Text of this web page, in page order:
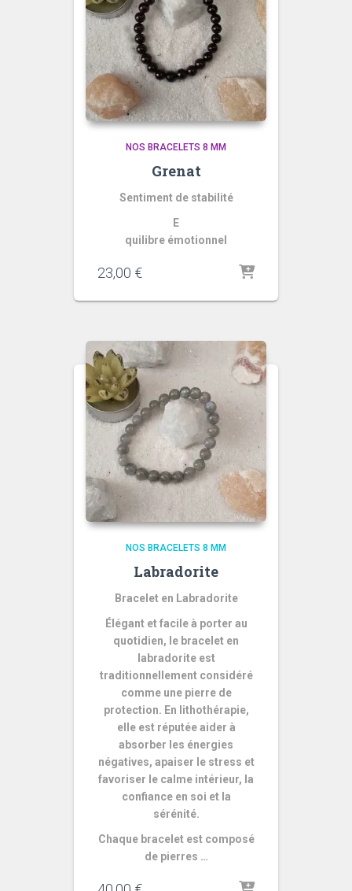
NOS BRACELETS 8 MM
Grenat
Sentiment de stabilité
E
quilibre émotionnel
23,00 €
NOS BRACELETS 8 MM
Labradorite
Bracelet en Labradorite
Élégant et facile à porter au
quotidien, le bracelet en
labradorite est
traditionnellement considéré
comme une pierre de
protection. En lithothérapie,
elle est réputée aider à
absorber les énergies
négatives, apaiser le stress et
favoriser le calme intérieur, la
confiance en soi et la
sérénité.
Chaque bracelet est composé
de pierres …